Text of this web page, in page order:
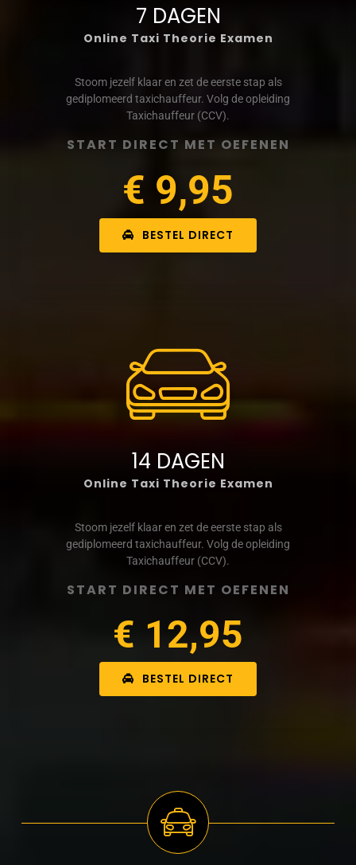
7 DAGEN
Online Taxi Theorie Examen
Stoom jezelf klaar en zet de eerste stap als
gediplomeerd taxichauffeur. Volg de opleiding
Taxichauffeur (CCV).
START DIRECT MET OEFENEN
€ 9,95
BESTEL DIRECT
14 DAGEN
Online Taxi Theorie Examen
Stoom jezelf klaar en zet de eerste stap als
gediplomeerd taxichauffeur. Volg de opleiding
Taxichauffeur (CCV).
START DIRECT MET OEFENEN
€ 12,95
BESTEL DIRECT